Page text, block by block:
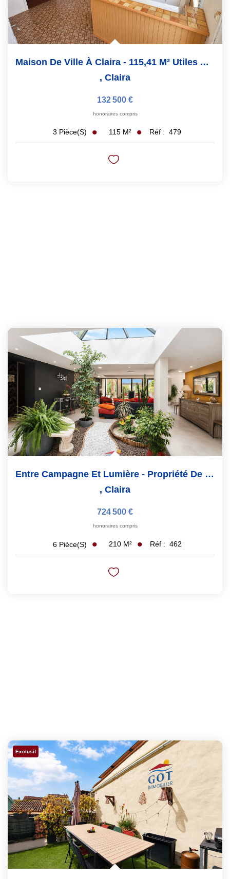
Maison De Ville À Claira - 115,41 M² Utiles Avec Cour Et...
, Claira
132 500 €
honoraires compris
3 Pièce(s) 115 M² Réf : 479
Entre Campagne Et Lumière - Propriété De Plain-Pied Sur...
, Claira
724 500 €
honoraires compris
6 Pièce(s) 210 M² Réf : 462
Exclusif